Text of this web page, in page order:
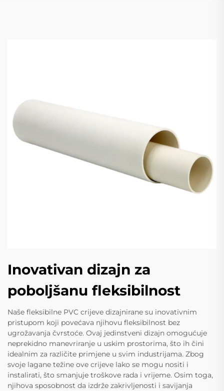
Inovativan dizajn za
poboljšanu fleksibilnost
Naše fleksibilne PVC crijeve dizajnirane su inovativnim
pristupom koji povećava njihovu fleksibilnost bez
ugrožavanja čvrstoće. Ovaj jedinstveni dizajn omogućuje
neprekidno manevriranje u uskim prostorima, što ih čini
idealnim za različite primjene u svim industrijama. Zbog
svoje lagane težine ove crijeve lako se mogu nositi i
instalirati, što smanjuje troškove rada i vrijeme. Osim toga,
njihova sposobnost da izdrže zakrivljenosti i savijanja